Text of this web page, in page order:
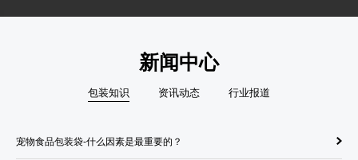
新闻中心
包装知识 资讯动态 行业报道
宠物食品包装袋-什么因素是最重要的？